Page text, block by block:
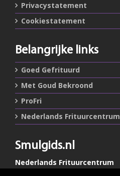
Privacystatement
Cookiestatement
Belangrijke links
Goed Gefrituurd
Met Goud Bekroond
ProFri
Nederlands Frituurcentrum
Smulgids.nl
Nederlands Frituurcentrum